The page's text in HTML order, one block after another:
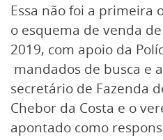
Essa não foi a primeira
o esquema de venda
2019, com apoio da
mandados de busca e
secretário de Fazenda
Chebor da Costa e o
apontado como